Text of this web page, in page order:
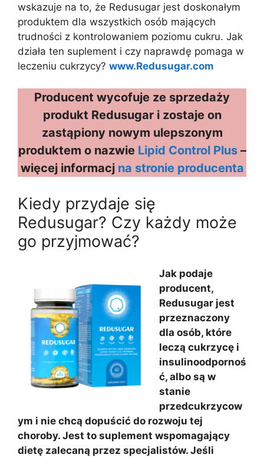
wskazuje na to, że Redusugar jest doskonałym
produktem dla wszystkich osób mających
trudności z kontrolowaniem poziomu cukru. Jak
działa ten suplement i czy naprawdę pomaga w
leczeniu cukrzycy? www.Redusugar.com
Producent wycofuje ze sprzedaży
produkt Redusugar i zostaje on
zastąpiony nowym ulepszonym
produktem o nazwie Lipid Control Plus–
więcej informacj na stronie producenta
Kiedy przydaje się
Redusugar? Czy każdy może
go przyjmować?
Jak podaje
producent,
Redusugar jest
przeznaczony
dla osób, które
leczą cukrzycę i
insulinoodpornoś
ć, albo są w
stanie
przedcukrzycow
ym i nie chcą dopuścić do rozwoju tej
choroby. Jest to suplement wspomagający
dietę zalecaną przez specjalistów. Jeśli